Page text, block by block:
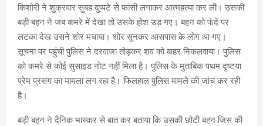
किशोरी ने शुक्रवार सुबह दुप्पटे से फांसी लगाकर आत्महत्या कर ली। उसकी
बड़ी बहन ने जब कमरे में देखा तो उसके होश उड़ गए। बहन को फंदे पर
लटका देख उसने शोर मचाया। शोर सुनकर आसपास के लोग आ गए।
सूचना पर पहुंची पुलिस ने दरवाजा तोड़कर शव को बाहर निकलवाया। पुलिस
को कमरे से कोई सुसाइड नोट नहीं मिला है। पुलिस के मुताबिक पथम दृष्टया
प्रेम प्रसंग का मामला लग रहा है। फिलहाल पुलिस मामले की जांच कर रही
है।
बड़ी बहन ने दैनिक भास्कर से बात कर बताया कि उसकी छोटी बहन जिस की